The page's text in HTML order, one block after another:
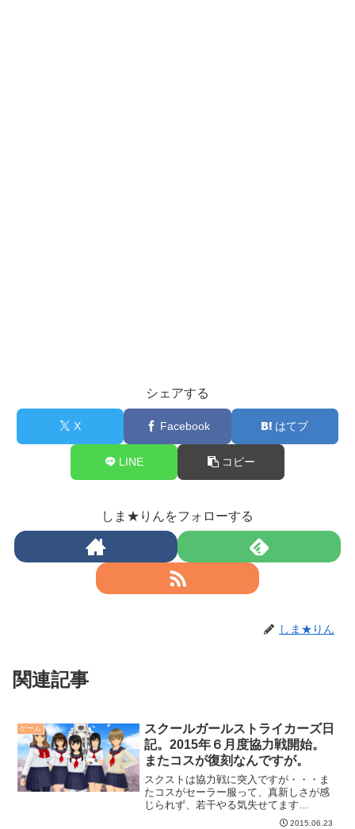
シェアする
X Facebook はてブ
LINE コピー
しま★りんをフォローする
しま★りん
関連記事
ゲーム
スクールガールストライカーズ日
記。2015年６月度協力戦開始。
またコスが復刻なんですが。
スクストは協力戦に突入ですが・・・ま
たコスがセーラー服って、真新しさが感
じられず、若干やる気失せてます
が・・・UR補助券目指して頑張ろう！っ
2015.06.23